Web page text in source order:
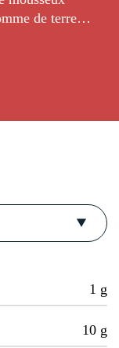
de terre
1 g
10 g